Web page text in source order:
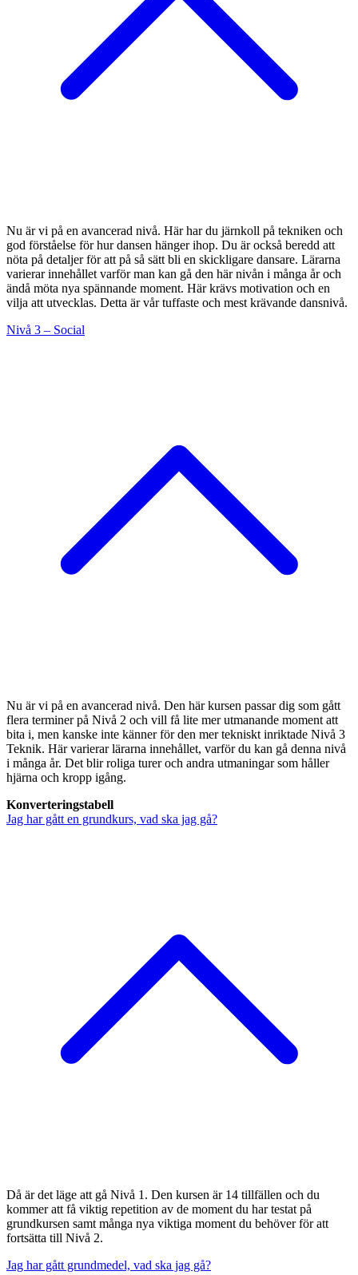
Nu är vi på en avancerad nivå. Här har du järnkoll på tekniken och
god förståelse för hur dansen hänger ihop. Du är också beredd att
nöta på detaljer för att på så sätt bli en skickligare dansare. Lärarna
varierar innehållet varför man kan gå den här nivån i många år och
ändå möta nya spännande moment. Här krävs motivation och en
vilja att utvecklas. Detta är vår tuffaste och mest krävande dansnivå.
Nivå 3 – Social
Nu är vi på en avancerad nivå. Den här kursen passar dig som gått
flera terminer på Nivå 2 och vill få lite mer utmanande moment att
bita i, men kanske inte känner för den mer tekniskt inriktade Nivå 3
Teknik. Här varierar lärarna innehållet, varför du kan gå denna nivå
i många år. Det blir roliga turer och andra utmaningar som håller
hjärna och kropp igång.
Konverteringstabell
Jag har gått en grundkurs, vad ska jag gå?
Då är det läge att gå Nivå 1. Den kursen är 14 tillfällen och du
kommer att få viktig repetition av de moment du har testat på
grundkursen samt många nya viktiga moment du behöver för att
fortsätta till Nivå 2.
Jag har gått grundmedel, vad ska jag gå?